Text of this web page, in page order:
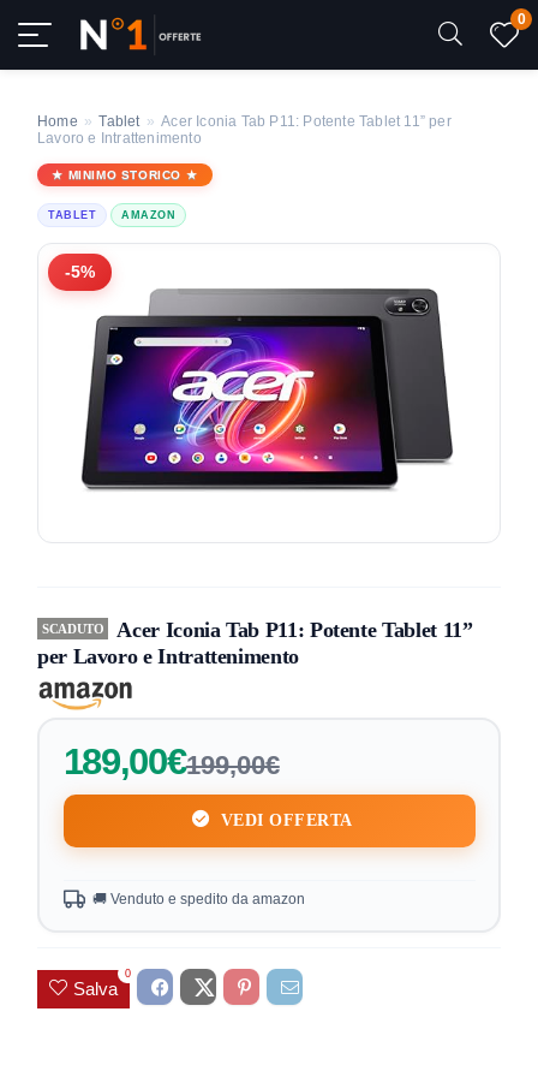
0
Home » Tablet » Acer Iconia Tab P11: Potente Tablet 11” per
Lavoro e Intrattenimento
MINIMO STORICO
TABLET AMAZON
-5%
SCADUTO
Acer Iconia Tab P11: Potente Tablet 11”
per Lavoro e Intrattenimento
189,00€199,00€
VEDI OFFERTA
🚚 Venduto e spedito da amazon
Salva
0